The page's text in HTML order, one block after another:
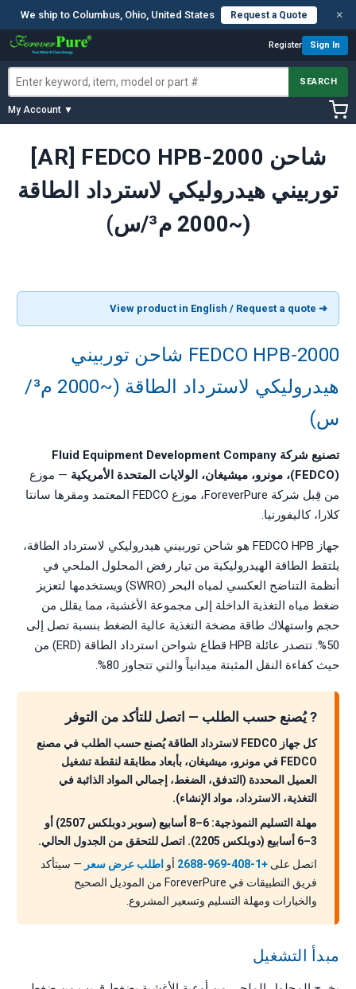
We ship to Columbus, Ohio, United States Request a Quote ×
Register Sign In
SEARCH
My Account ▼
[AR] FEDCO HPB-2000 شاحن
توربيني هيدروليكي لاسترداد الطاقة
(~2000 م³/س)
➜ View product in English / Request a quote
FEDCO HPB-2000 شاحن توربيني
هيدروليكي لاسترداد الطاقة (~2000 م³/
س)
تصنيع شركة Fluid Equipment Development Company
(FEDCO)، مونرو، ميشيغان، الولايات المتحدة الأمريكية
— موزع
من قِبل شركة ForeverPure، موزع FEDCO المعتمد ومقرها سانتا
كلارا، كاليفورنيا.
جهاز FEDCO HPB هو شاحن توربيني هيدروليكي لاسترداد الطاقة،
يلتقط الطاقة الهيدروليكية من تيار رفض المحلول الملحي في
أنظمة التناضح العكسي لمياه البحر (SWRO) ويستخدمها لتعزيز
ضغط مياه التغذية الداخلة إلى مجموعة الأغشية، مما يقلل من
حجم واستهلاك طاقة مضخة التغذية عالية الضغط بنسبة تصل إلى
50%. تتصدر عائلة HPB قطاع شواحن استرداد الطاقة (ERD) من
حيث كفاءة النقل المثبتة ميدانياً والتي تتجاوز 80%.
? يُصنع حسب الطلب — اتصل للتأكد من التوفر
كل جهاز FEDCO لاسترداد الطاقة يُصنع حسب الطلب في مصنع
FEDCO في مونرو، ميشيغان، بأبعاد مطابقة لنقطة تشغيل
العميل المحددة (التدفق، الضغط، إجمالي المواد الذائبة في
التغذية، الاسترداد، مواد الإنشاء).
مهلة التسليم النموذجية: 6–8 أسابيع (سوبر دوبلكس 2507) أو
3–6 أسابيع (دوبلكس 2205). اتصل للتحقق من الجدول الحالي.
اتصل على +1-408-969-2688 أو اطلب عرض سعر — سيتأكد
فريق التطبيقات في ForeverPure من الموديل الصحيح
والخيارات ومهلة التسليم وتسعير المشروع.
مبدأ التشغيل